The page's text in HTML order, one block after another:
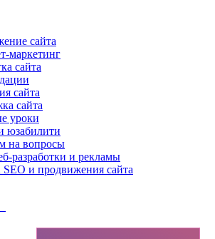
сайта
маркетинг
сайта
сайта
сайта
уроки
юзабилити
на вопросы
разработки и рекламы
и продвижения сайта